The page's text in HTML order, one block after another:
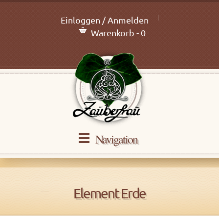
Einloggen / Anmelden
Warenkorb - 0
Navigation
Element Erde